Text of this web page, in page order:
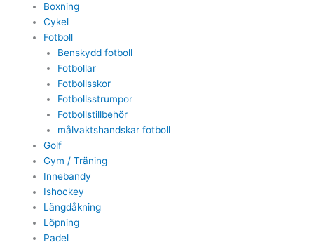
Boxning
Cykel
Fotboll
Benskydd fotboll
Fotbollar
Fotbollsskor
Fotbollsstrumpor
Fotbollstillbehör
målvaktshandskar fotboll
Golf
Gym / Träning
Innebandy
Ishockey
Längdåkning
Löpning
Padel